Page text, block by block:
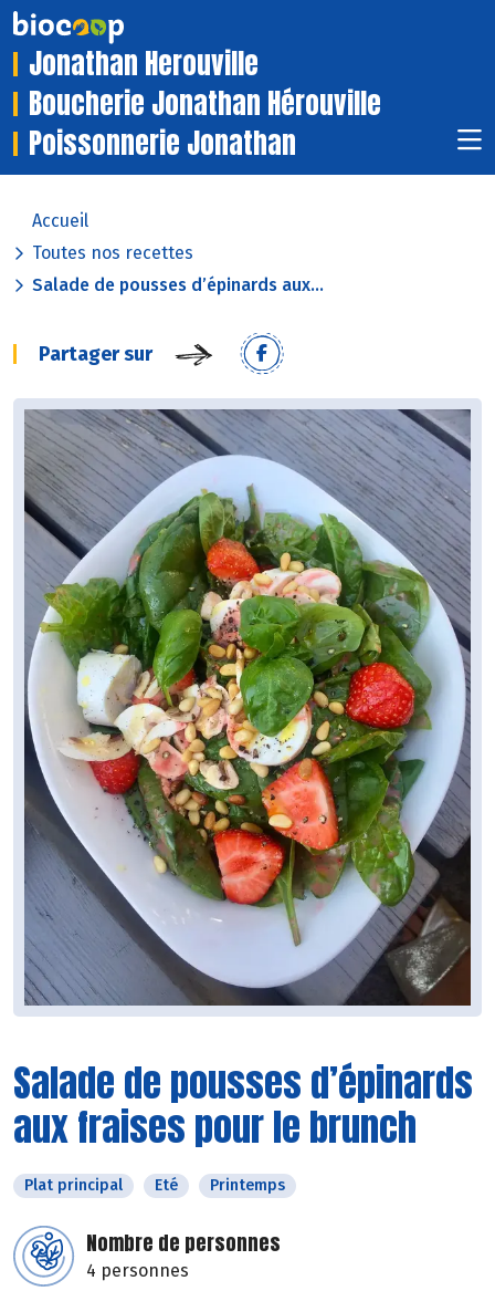
Jonathan Herouville
Boucherie Jonathan Hérouville
Poissonnerie Jonathan
Accueil
Toutes nos recettes
Salade de pousses d’épinards aux...
Partager sur
Salade de pousses d’épinards
aux fraises pour le brunch
Plat principal Eté Printemps
Nombre de personnes
4 personnes